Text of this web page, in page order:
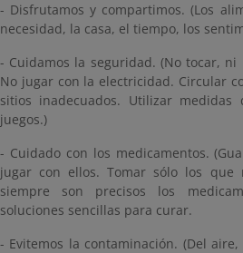
- Disfrutamos y compartimos. (Los
necesidad, la casa, el tiempo, los
- Cuidamos la seguridad. (No tocar,
No jugar con la electricidad. Circular
sitios inadecuados. Utilizar medidas
juegos.)
- Cuidado con los medicamentos.
jugar con ellos. Tomar sólo los que
siempre son precisos los
soluciones sencillas para curar.
- Evitemos la contaminación. (Del